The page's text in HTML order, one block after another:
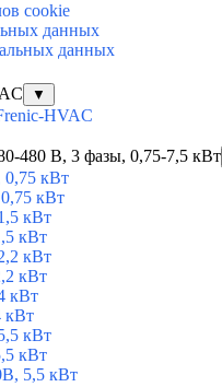
cookie
данных
данных
▼
HVAC
480 В, 3 фазы, 0,75-7,5 кВт
кВт
кВт
кВт
кВт
кВт
кВт
кВт
кВт
кВт
кВт
5,5 кВт